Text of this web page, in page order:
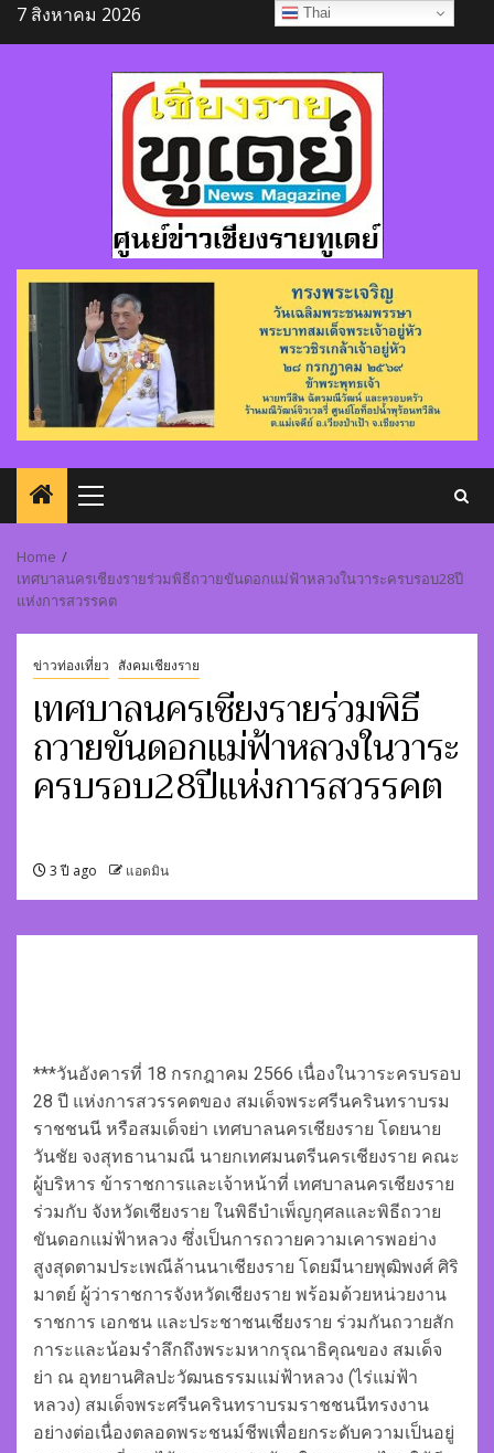
Skip
to
7 สิงหาคม 2026
Primary
Home
เทศบาลนครเชียงรายร่วมพิธีถวายขันดอกแม่ฟ้าหลวงในวาระครบรอบ28ปี
แห่งการสวรรคต
ข่าวท่องเที่ยว สังคมเชียงราย
เทศบาลนครเชียงรายร่วมพิธี
ถวายขันดอกแม่ฟ้าหลวงในวาระ
ครบรอบ28ปีแห่งการสวรรคต
3 ปี ago แอดมิน
***วันอังคารที่ 18 กรกฎาคม 2566 เนื่องในวาระครบรอบ
28 ปี แห่งการสวรรคตของ สมเด็จพระศรีนครินทราบรม
ราชชนนี หรือสมเด็จย่า เทศบาลนครเชียงราย โดยนาย
วันชัย จงสุทธานามณี นายกเทศมนตรีนครเชียงราย คณะ
ผู้บริหาร ข้าราชการและเจ้าหน้าที่ เทศบาลนครเชียงราย
ร่วมกับ จังหวัดเชียงราย ในพิธีบำเพ็ญกุศลและพิธีถวาย
ขันดอกแม่ฟ้าหลวง ซึ่งเป็นการถวายความเคารพอย่าง
สูงสุดตามประเพณีล้านนาเชียงราย โดยมีนายพุฒิพงศ์ ศิริ
มาตย์ ผู้ว่าราชการจังหวัดเชียงราย พร้อมด้วยหน่วยงาน
ราชการ เอกชน และประชาชนเชียงราย ร่วมกันถวายสัก
การะและน้อมรำลึกถึงพระมหากรุณาธิคุณของ สมเด็จ
ย่า ณ อุทยานศิลปะวัฒนธรรมแม่ฟ้าหลวง (ไร่แม่ฟ้า
หลวง) สมเด็จพระศรีนครินทราบรมราชชนนีทรงงาน
อย่างต่อเนื่องตลอดพระชนม์ชีพเพื่อยกระดับความเป็นอยู่
Thai